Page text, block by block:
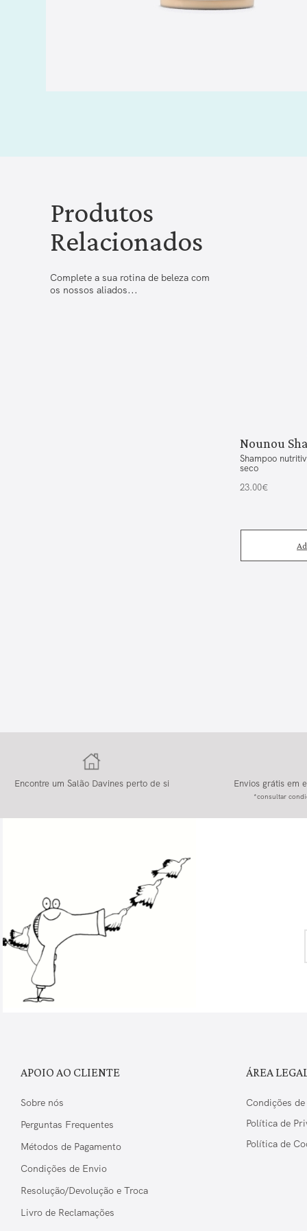
Produtos
Relacionados
Complete a sua rotina de beleza com
os nossos aliados...
Nounou
Shampoo
seco
23.00€
Encontre um Salão Davines perto de si Envios grátis em
*consultar
APOIO AO CLIENTE
Sobre nós
Perguntas Frequentes
Métodos de Pagamento
Condições de Envio
Resolução/Devolução e Troca
Livro de Reclamações
ÁREA
Condições de
Política de
Política de